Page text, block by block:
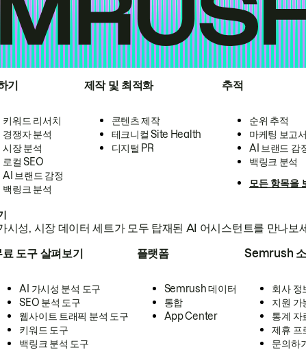
기
키워드 리서치
경쟁자 분석
시장 분석
로컬 SEO
AI 브랜드 감정
백링크 분석
제작 및 최적화
콘텐츠 제작
테크니컬 Site Health
디지털 PR
추적
순위 추적
마케팅 보고
AI 브랜드 감
백링크 분석
모든 항목을
시성, 시장 데이터 세트가 모두 탑재된 AI 어시스턴트를 만나보
료 도구 살펴보기
AI 가시성 분석 도구
SEO 분석 도구
웹사이트 트래픽 분석 도구
키워드 도구
백링크 분석 도구
플랫폼
Semrush 데이터
통합
App Center
Semrush
회사 정
지원 가
통계 자
제휴 프
문의하